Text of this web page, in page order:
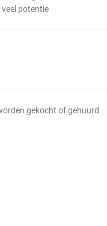
veel potentie
gekocht of gehuurd